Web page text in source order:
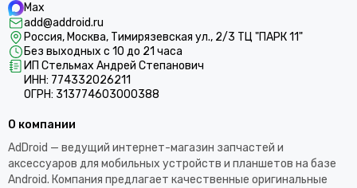
Max
add@addroid.ru
Россия, Москва, Тимирязевская ул., 2/3 ТЦ "ПАРК 11"
Без выходных с 10 до 21 часа
ИП Стельмах Андрей Степанович
ИНН: 774332026211
ОГРН: 313774603000388
О компании
AdDroid — ведущий интернет-магазин запчастей и
аксессуаров для мобильных устройств и планшетов на базе
Android. Компания предлагает качественные оригинальные